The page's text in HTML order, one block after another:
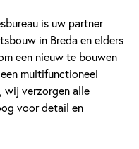
is uw partner
in Breda en elders
een nieuw te bouwen
multifunctioneel
wij verzorgen alle
voor detail en